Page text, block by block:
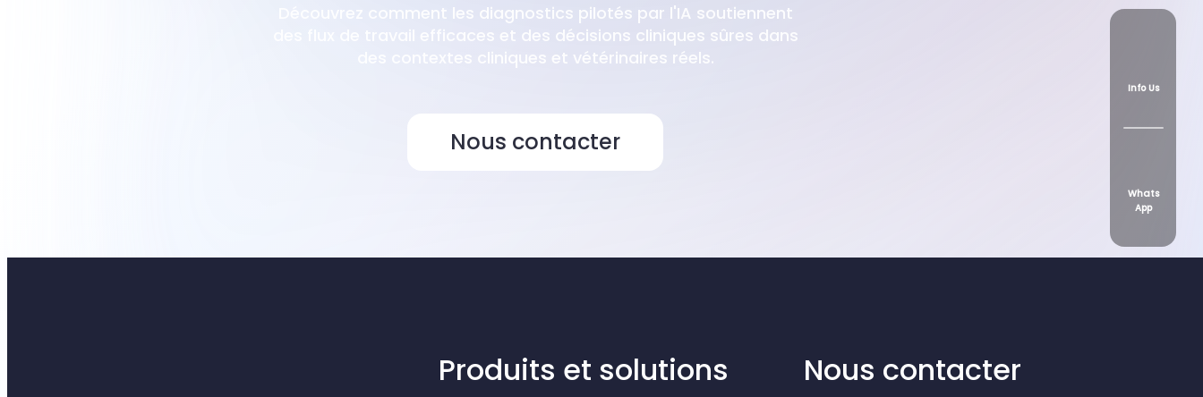
Découvrez comment les diagnostics pilotés par l'IA soutiennent
des flux de travail efficaces et des décisions cliniques sûres dans
des contextes cliniques et vétérinaires réels.
Nous contacter
Produits et solutions Nous contacter
Info Us
Whats
App